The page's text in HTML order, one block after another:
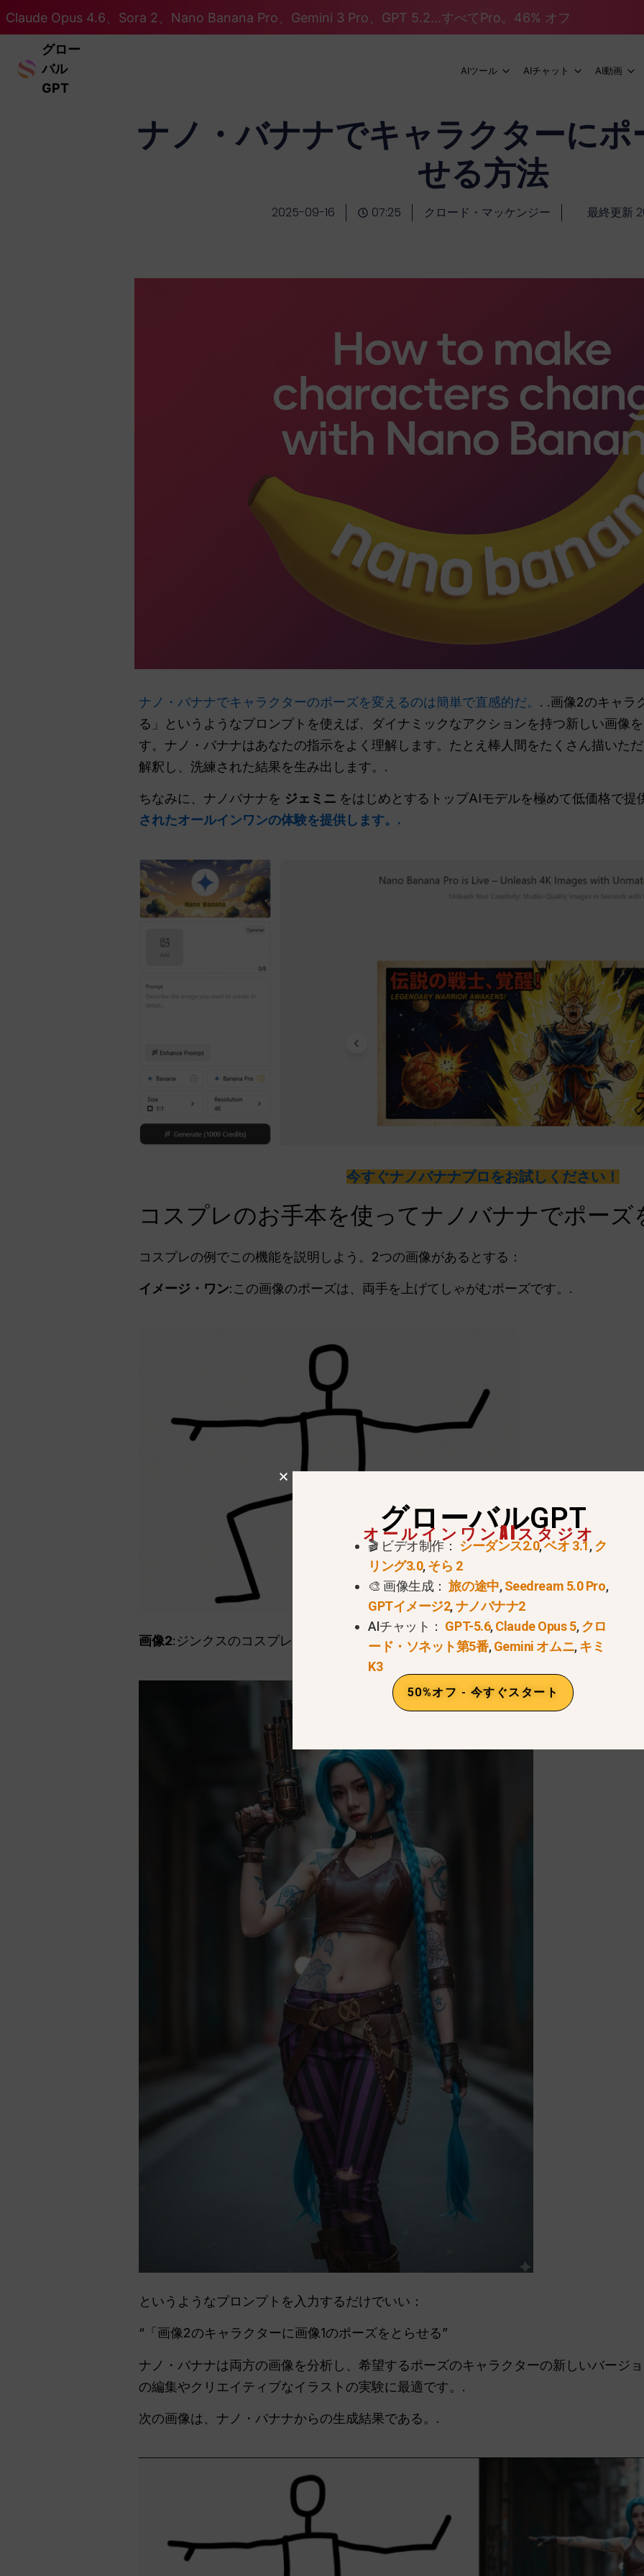
Claude Opus 4.6、Sora 2、Nano Banana Pro、Gemini 3 Pro、GPT 5.2...すべてPro。46% オフ
グロー
バル
GPT
AIツール AIチャット AI動画
ナノ・バナナでキャラクターに
せる方法
2025-09-16 07:25 クロード・マッケンジー 最終更新
ナノ・バナナでキャラクターのポーズを変えるのは簡単で直感的だ。 . .画像2のキャラ
る」というようなプロンプトを使えば、ダイナミックなアクションを持つ新しい画像
す。ナノ・バナナはあなたの指示をよく理解します。たとえ棒人間をたくさん描いた
解釈し、洗練された結果を生み出します。.
ちなみに、ナノバナナを ジェミニ をはじめとするトップAIモデルを極めて低価格で提
されたオールインワンの体験を提供します。.
今すぐナノバナナプロをお試しください！
コスプレのお手本を使ってナノバナナでポーズ
コスプレの例でこの機能を説明しよう。2つの画像があるとする：
イメージ・ワン:この画像のポーズは、両手を上げてしゃがむポーズです。.
画像2:ジンクスのコスプレをしているモデルです。.
というようなプロンプトを入力するだけでいい：
“「画像2のキャラクターに画像1のポーズをとらせる”
ナノ・バナナは両方の画像を分析し、希望するポーズのキャラクターの新しいバージ
の編集やクリエイティブなイラストの実験に最適です。.
次の画像は、ナノ・バナナからの生成結果である。.
グローバルGPT
オールインワンAIスタジオ
🎬 ビデオ制作： シーダンス2.0,ベオ 3.1,ク
リング3.0,そら 2
🎨 画像生成：旅の途中,Seedream 5.0 Pro,
GPTイメージ2,ナノバナナ2
AIチャット： GPT-5.6,Claude Opus 5,クロ
ード・ソネット第5番,Gemini オムニ,キミ
K3
50%オフ - 今すぐスタート